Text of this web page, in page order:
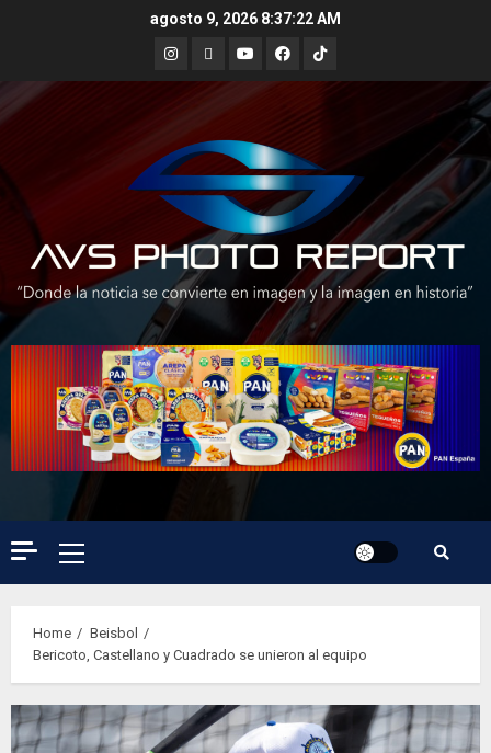
agosto 9, 2026 8:37:23 AM
Instagram
X YoutubeFacebook
TikTok
Primary
Menu
Home
Beisbol
Bericoto, Castellano y Cuadrado se unieron al equipo